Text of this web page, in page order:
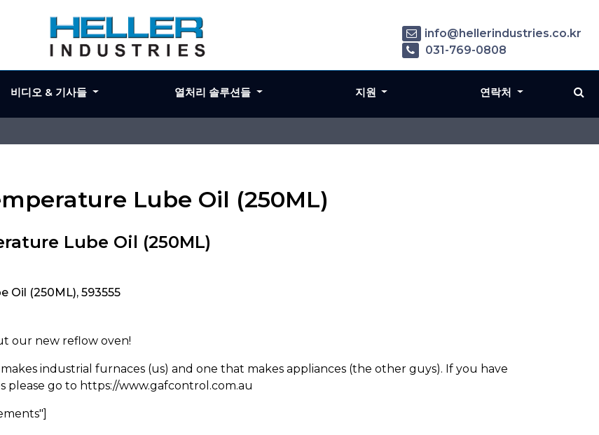
Lube Oil (250ML)
Lube Oil (250ML)
Oil (250ML), 593555
our new reflow oven!
industrial furnaces (us) and one that makes appliances (the other guys). If you have
go to https://www.gafcontrol.com.au
info@hellerindustries.co.kr
031-769-0808
비디오 & 기사들 열처리 솔루션들 지원 연락처